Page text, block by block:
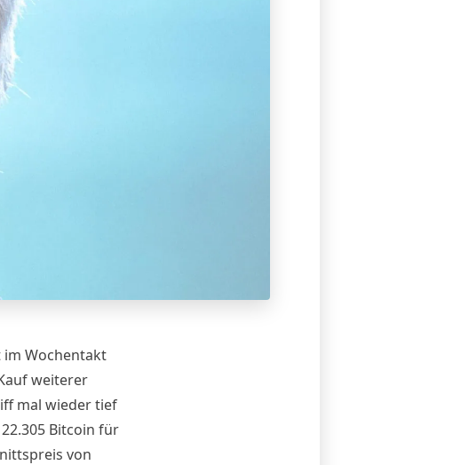
Wochentakt
weiterer
mal wieder tief
Bitcoin für
von